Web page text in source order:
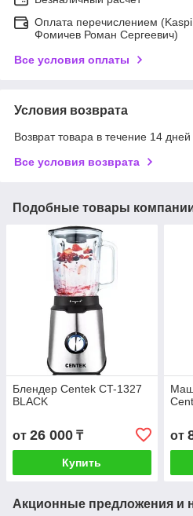
Оплата перечислением
Фомичев Роман Сергеевич)
Все условия оплаты
Условия возврата
Возврат товара в течение 14
Все условия возврата
Подобные товары
Блендер Centek CT-1327
BLACK
от 26 000 ₸
Купить
от
Акционные предложения и